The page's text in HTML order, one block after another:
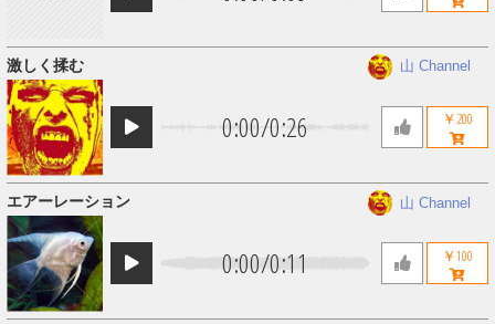
0:00/0:26
激しく揉む 山 Channel
￥200
0:00/0:11
エアーレーション 山 Channel
￥100